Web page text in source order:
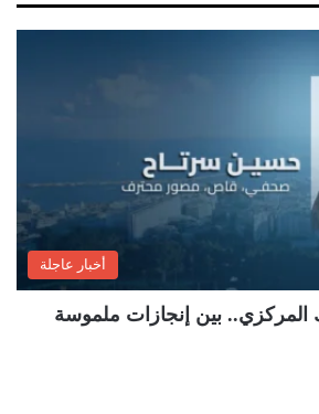
أخبار عاجلة
المركزي.. بين إنجازات ملموسة